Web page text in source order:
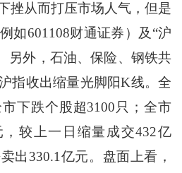
挫从而打压市场人气，但是
如601108财通证券）及“沪
另外，石油、保险、钢铁共
指收出缩量光脚阳K线。全
下跌个股超3100只；全市
较上一日缩量成交432亿
出330.1亿元。盘面上看，